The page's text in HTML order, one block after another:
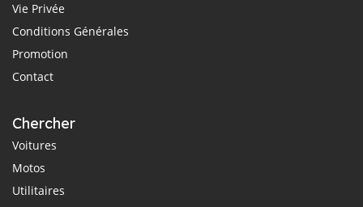
Vie Privée
Conditions Générales
Promotion
Contact
Chercher
Voitures
Motos
Utilitaires